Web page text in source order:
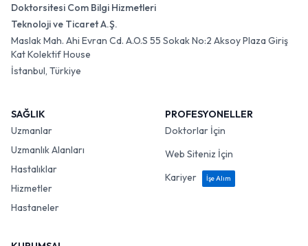
Doktorsitesi Com Bilgi Hizmetleri
Teknoloji ve Ticaret A.Ş.
Maslak Mah. Ahi Evran Cd. A.O.S 55 Sokak No:2 Aksoy Plaza Giriş
Kat Kolektif House
İstanbul, Türkiye
SAĞLIK
Uzmanlar
Uzmanlık Alanları
Hastalıklar
Hizmetler
Hastaneler
PROFESYONELLER
Doktorlar İçin
Web Siteniz İçin
Kariyer
İşe Alım